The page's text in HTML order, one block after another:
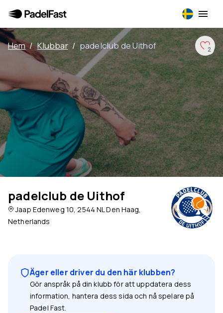
Hem / Klubbar / padelclub de Uithof 2
padelclub de Uithof
Jaap Edenweg 10, 2544 NL Den Haag,
Netherlands
Äger eller driver du den här klubben?
Gör anspråk på din klubb för att uppdatera dess
information, hantera dess sida och nå spelare på
Padel Fast.